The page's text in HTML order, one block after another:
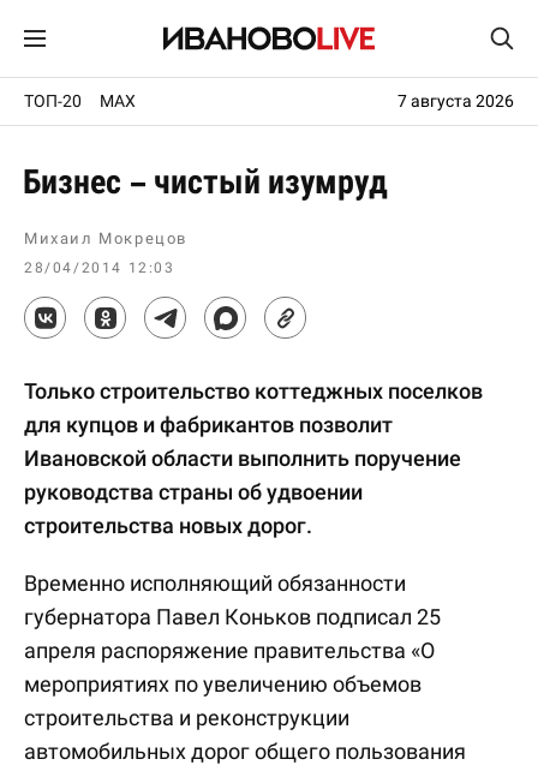
ТОП-20 MAX 7 августа 2026
Бизнес – чистый изумруд
Михаил Мокрецов
28/04/2014 12:03
Только строительство коттеджных поселков
для купцов и фабрикантов позволит
Ивановской области выполнить поручение
руководства страны об удвоении
строительства новых дорог.
Временно исполняющий обязанности
губернатора Павел Коньков подписал 25
апреля распоряжение правительства «О
мероприятиях по увеличению объемов
строительства и реконструкции
автомобильных дорог общего пользования